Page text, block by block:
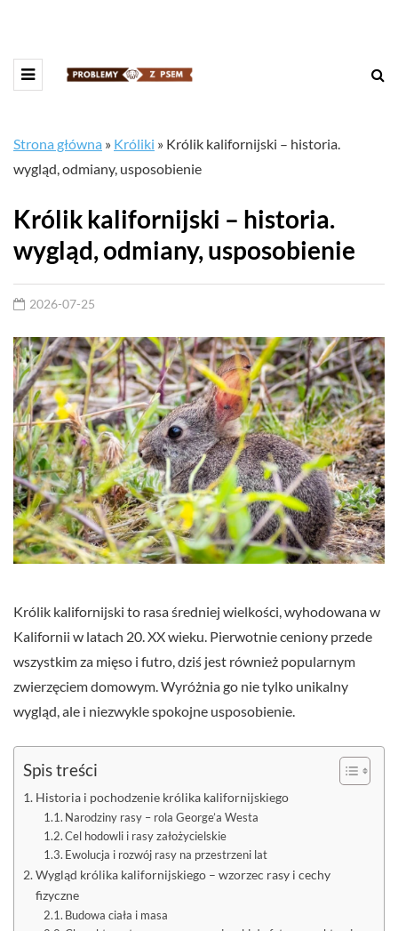
Strona główna » Króliki » Królik kalifornijski – historia.
wygląd, odmiany, usposobienie
Królik kalifornijski – historia.
wygląd, odmiany, usposobienie
2026-07-25
Królik kalifornijski to rasa średniej wielkości, wyhodowana w
Kalifornii w latach 20. XX wieku. Pierwotnie ceniony przede
wszystkim za mięso i futro, dziś jest również popularnym
zwierzęciem domowym. Wyróżnia go nie tylko unikalny
wygląd, ale i niezwykle spokojne usposobienie.
Spis treści
Historia i pochodzenie królika kalifornijskiego
Narodziny rasy – rola George’a Westa
Cel hodowli i rasy założycielskie
Ewolucja i rozwój rasy na przestrzeni lat
Wygląd królika kalifornijskiego – wzorzec rasy i cechy
fizyczne
Budowa ciała i masa